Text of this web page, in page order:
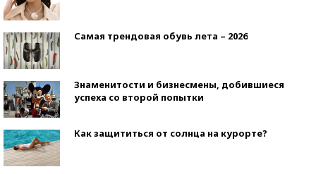
Самая трендовая обувь лета – 2026
Знаменитости и бизнесмены, добившиеся
успеха со второй попытки
Как защититься от солнца на курорте?